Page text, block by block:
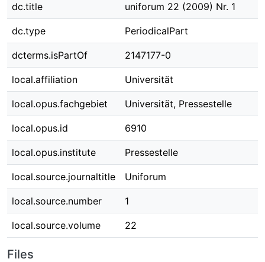
dc.title uniforum 22 (2009) Nr. 1
dc.type PeriodicalPart
dcterms.isPartOf 2147177-0
local.affiliation Universität
local.opus.fachgebiet Universität, Pressestelle
local.opus.id 6910
local.opus.institute Pressestelle
local.source.journaltitle Uniforum
local.source.number 1
local.source.volume 22
Files